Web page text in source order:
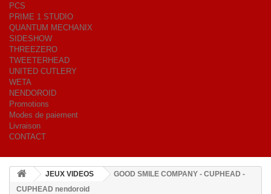
PCS
PRIME 1 STUDIO
QUANTUM MECHANIX
SIDESHOW
THREEZERO
TWEETERHEAD
UNITED CUTLERY
WETA
NENDOROID
Promotions
Modes de paiement
Livraison
CONTACT
JEUX VIDEOS
GOOD SMILE COMPANY - CUPHEAD -
CUPHEAD nendoroid